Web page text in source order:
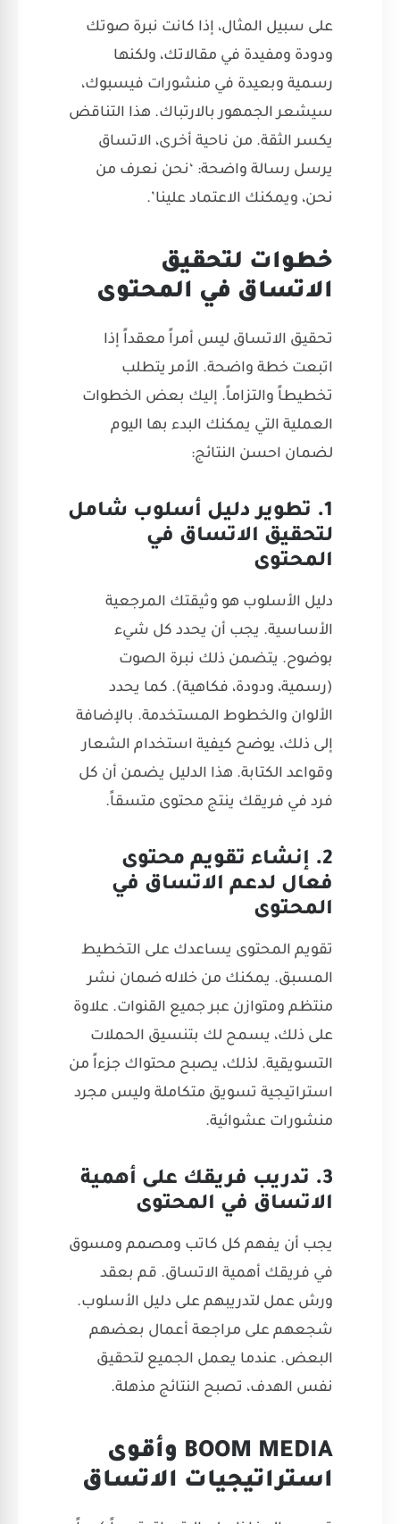
على سبيل المثال، إذا كانت نبرة صوتك
ودودة ومفيدة في مقالاتك، ولكنها
رسمية وبعيدة في منشورات فيسبوك،
سيشعر الجمهور بالارتباك. هذا التناقض
يكسر الثقة. من ناحية أخرى، الاتساق
يرسل رسالة واضحة: ‘نحن نعرف من
نحن، ويمكنك الاعتماد علينا’.
خطوات لتحقيق
الاتساق في المحتوى
تحقيق الاتساق ليس أمراً معقداً إذا
اتبعت خطة واضحة. الأمر يتطلب
تخطيطاً والتزاماً. إليك بعض الخطوات
العملية التي يمكنك البدء بها اليوم
لضمان احسن النتائج:
1. تطوير دليل أسلوب شامل
لتحقيق الاتساق في
المحتوى
دليل الأسلوب هو وثيقتك المرجعية
الأساسية. يجب أن يحدد كل شيء
بوضوح. يتضمن ذلك نبرة الصوت
(رسمية، ودودة، فكاهية). كما يحدد
الألوان والخطوط المستخدمة. بالإضافة
إلى ذلك، يوضح كيفية استخدام الشعار
وقواعد الكتابة. هذا الدليل يضمن أن كل
فرد في فريقك ينتج محتوى متسقاً.
2. إنشاء تقويم محتوى
فعال لدعم الاتساق في
المحتوى
تقويم المحتوى يساعدك على التخطيط
المسبق. يمكنك من خلاله ضمان نشر
منتظم ومتوازن عبر جميع القنوات. علاوة
على ذلك، يسمح لك بتنسيق الحملات
التسويقية. لذلك، يصبح محتواك جزءاً من
استراتيجية تسويق متكاملة وليس مجرد
منشورات عشوائية.
3. تدريب فريقك على أهمية
الاتساق في المحتوى
يجب أن يفهم كل كاتب ومصمم ومسوق
في فريقك أهمية الاتساق. قم بعقد
ورش عمل لتدريبهم على دليل الأسلوب.
شجعهم على مراجعة أعمال بعضهم
البعض. عندما يعمل الجميع لتحقيق
نفس الهدف، تصبح النتائج مذهلة.
BOOM MEDIA وأقوى
استراتيجيات الاتساق